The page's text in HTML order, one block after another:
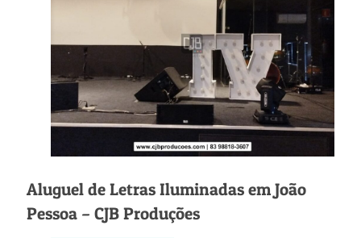
Aluguel de Letras Iluminadas em João
Pessoa – CJB Produções